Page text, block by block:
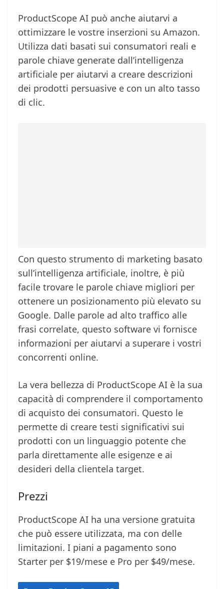
ProductScope AI può anche aiutarvi a
ottimizzare le vostre inserzioni su Amazon.
Utilizza dati basati sui consumatori reali e
parole chiave generate dall’intelligenza
artificiale per aiutarvi a creare descrizioni
dei prodotti persuasive e con un alto tasso
di clic.
Con questo strumento di marketing basato
sull’intelligenza artificiale, inoltre, è più
facile trovare le parole chiave migliori per
ottenere un posizionamento più elevato su
Google. Dalle parole ad alto traffico alle
frasi correlate, questo software vi fornisce
informazioni per aiutarvi a superare i vostri
concorrenti online.
La vera bellezza di ProductScope AI è la sua
capacità di comprendere il comportamento
di acquisto dei consumatori. Questo le
permette di creare testi significativi sui
prodotti con un linguaggio potente che
parla direttamente alle esigenze e ai
desideri della clientela target.
Prezzi
ProductScope AI ha una versione gratuita
che può essere utilizzata, ma con delle
limitazioni. I piani a pagamento sono
Starter per $19/mese e Pro per $49/mese.